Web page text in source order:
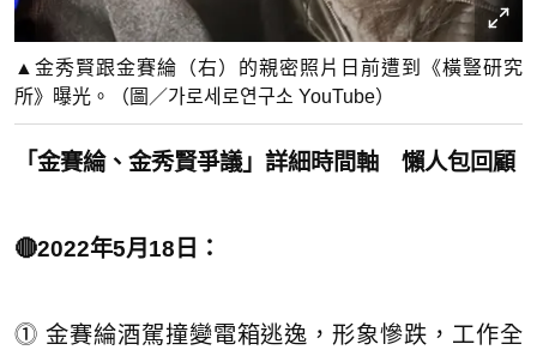
▲金秀賢跟金賽綸（右）的親密照片日前遭到《橫豎研究
所》曝光。（圖／가로세로연구소 YouTube）
「金賽綸、金秀賢爭議」詳細時間軸 懶人包回顧
🔴2022年5月18日：
⓵ 金賽綸酒駕撞變電箱逃逸，形象慘跌，工作全